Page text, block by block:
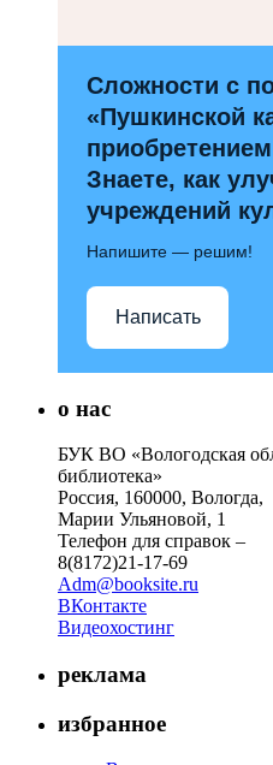
Сложности с
«Пушкинской
Знаете, как
учреждений
Напишите — решим!
Написать
о нас
БУК ВО «Вологодская
библиотека»
Россия, 160000, Вологда,
Марии Ульяновой, 1
Телефон для справок –
8(8172)21-17-69
Adm@booksite.ru
ВКонтакте
Видеохостинг
реклама
избранное